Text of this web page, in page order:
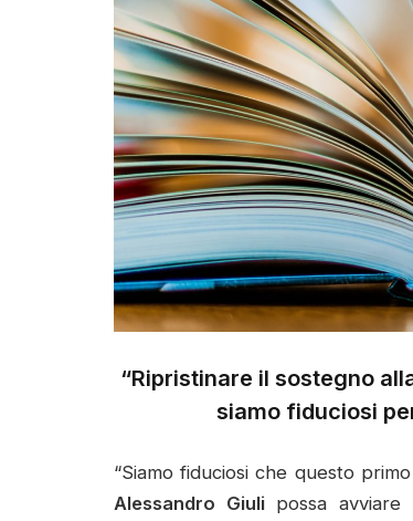
“Ripristinare il sostegno
siamo fiduciosi
“Siamo fiduciosi che questo
Alessandro Giulipossa avviare